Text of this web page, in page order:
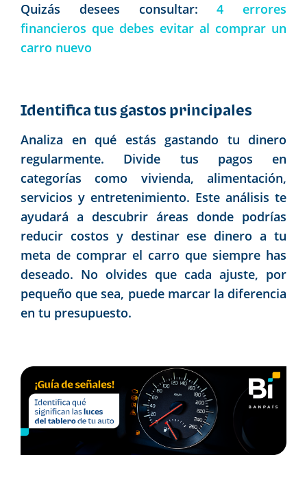
Quizás desees consultar:4 errores
financieros que debes evitar al comprar un
carro nuevo
Identifica tus gastos principales
Analiza en qué estás gastando tu dinero
regularmente. Divide tus pagos en
categorías como vivienda, alimentación,
servicios y entretenimiento. Este análisis te
ayudará a descubrir áreas donde podrías
reducir costos y destinar ese dinero a tu
meta de comprar el carro que siempre has
deseado. No olvides que cada ajuste, por
pequeño que sea, puede marcar la diferencia
en tu presupuesto.